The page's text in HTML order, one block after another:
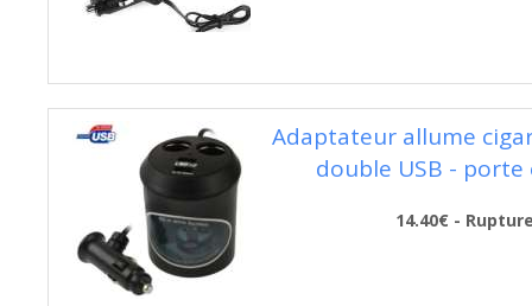
Adaptateur allume
double USB -
14.40€ -